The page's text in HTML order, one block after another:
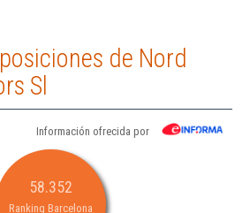
de Nord
Sl
Información ofrecida por
58.352
Ranking Barcelona